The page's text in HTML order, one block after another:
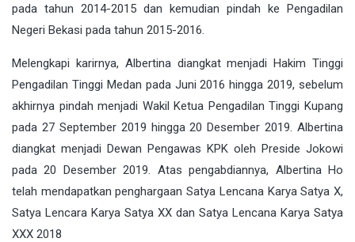
pada tahun 2014-2015 dan kemudian pindah ke Pengadilan
Negeri Bekasi pada tahun 2015-2016.
Melengkapi karirnya, Albertina diangkat menjadi Hakim Tinggi
Pengadilan Tinggi Medan pada Juni 2016 hingga 2019, sebelum
akhirnya pindah menjadi Wakil Ketua Pengadilan Tinggi Kupang
pada 27 September 2019 hingga 20 Desember 2019. Albertina
diangkat menjadi Dewan Pengawas KPK oleh Preside Jokowi
pada 20 Desember 2019. Atas pengabdiannya, Albertina Ho
telah mendapatkan penghargaan Satya Lencana Karya Satya X,
Satya Lencara Karya Satya XX dan Satya Lencana Karya Satya
XXX 2018